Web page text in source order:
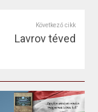
Következő cikk
Lavrov téved